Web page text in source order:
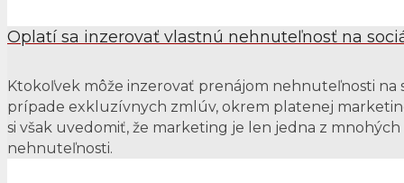
Oplatí sa inzerovať vlastnú nehnuteľnosť na
Ktokoľvek môže inzerovať prenájom nehnuteľnosti na
prípade exkluzívnych zmlúv, okrem platenej
si však uvedomiť, že marketing je len jedna z
nehnuteľnosti.